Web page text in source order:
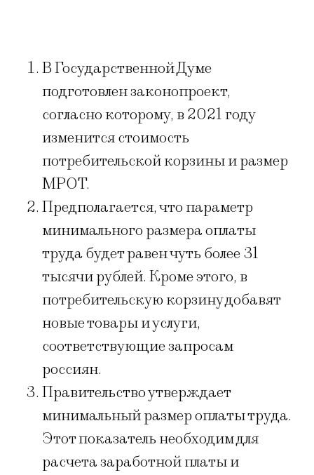
В Государственной Думе
подготовлен законопроект,
согласно которому, в 2021 году
изменится стоимость
потребительской корзины и размер
МРОТ.
Предполагается, что параметр
минимального размера оплаты
труда будет равен чуть более 31
тысячи рублей. Кроме этого, в
потребительскую корзину добавят
новые товары и услуги,
соответствующие запросам
россиян.
Правительство утверждает
минимальный размер оплаты труда.
Этот показатель необходим для
расчета заработной платы и